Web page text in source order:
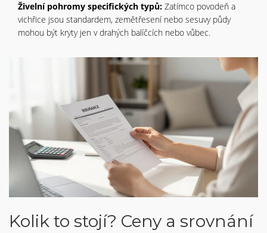
Živelní pohromy specifických typů: Zatímco povodeň a
vichřice jsou standardem, zemětřesení nebo sesuvy půdy
mohou být kryty jen v drahých balíčcích nebo vůbec.
Kolik to stojí? Ceny a srovnání